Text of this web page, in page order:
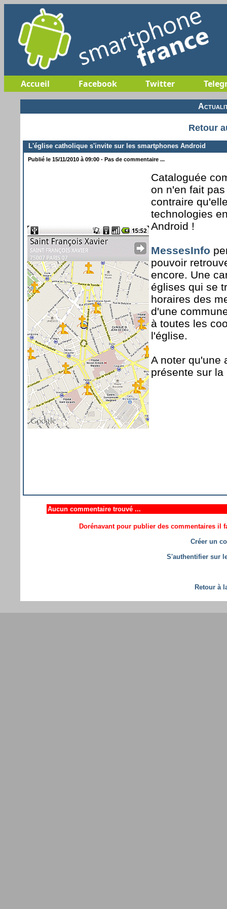
Accueil Facebook Twitter
Retour
L'église catholique s'invite sur les smartphones Android
Publié le 15/11/2010 à 09:00 - Pas de commentaire ...
Cataloguée
on n'en fait
contraire
technologies
Android !
MessesInfo
pouvoir
encore. Une
églises qui se
horaires des
d'une
à toutes les
l'église.
A noter qu'une
présente sur
Aucun commentaire trouvé ...
Dorénavant pour publier des commentaires il
Créer un
S'authentifier sur
Retour à